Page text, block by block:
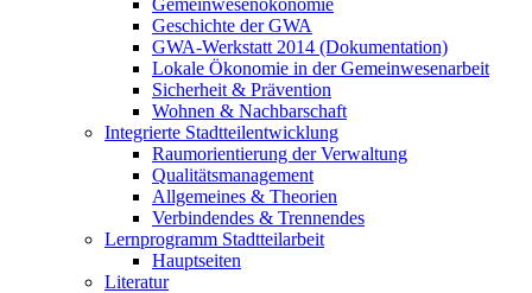
Gemeinwesenökonomie
Geschichte der GWA
GWA-Werkstatt 2014 (Dokumentation)
Lokale Ökonomie in der Gemeinwesenarbeit
Sicherheit & Prävention
Wohnen & Nachbarschaft
Integrierte Stadtteilentwicklung
Raumorientierung der Verwaltung
Qualitätsmanagement
Allgemeines & Theorien
Verbindendes & Trennendes
Lernprogramm Stadtteilarbeit
Hauptseiten
Literatur